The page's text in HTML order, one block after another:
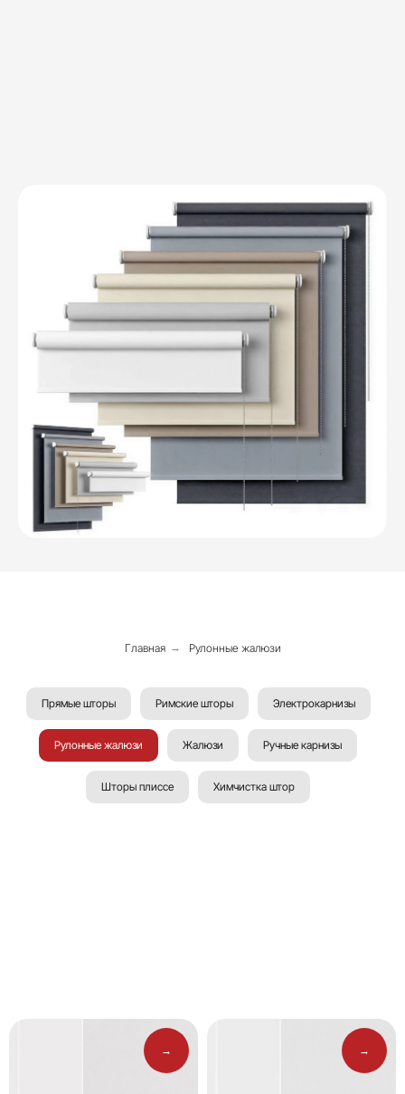
Главная → Рулонные жалюзи
Прямые шторы Римские шторы Электрокарнизы
Рулонные жалюзи Жалюзи Ручные карнизы
Шторы плиссе Химчистка штор
→ →